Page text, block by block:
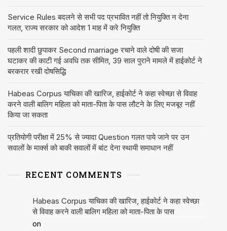
Service Rules बदलने से सभी पद प्रभावित नहीं तो नियुक्ति न देना
गलत, राज्य सरकार को आदेश 1 माह में करे नियुक्ति
पहली शादी छुपाकर Second marriage रचाने वाले दोषी की सजा
घटाकर की काटी गई अवधि तक सीमित, 39 साल पुराने मामले में हाईकोर्ट ने
बरकरार रखी दोषसिद्धि
Habeas Corpus याचिका की खारिज, हाईकोर्ट ने कहा स्वेच्छा से विवाह
करने वाली बालिग महिला को माता-पिता के पास लौटने के लिए मजबूर नहीं
किया जा सकता
प्रतियोगी परीक्षा में 25% से ज्यादा Question गलत पाये जाने पर उन
सवालों के मार्क्स को बाकी सवालों में बांट देना स्थायी समाधान नहीं
RECENT COMMENTS
Habeas Corpus याचिका की खारिज, हाईकोर्ट ने कहा स्वेच्छा
से विवाह करने वाली बालिग महिला को माता-पिता के पास
on